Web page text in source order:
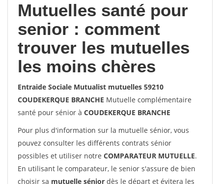
Mutuelles santé pour
senior : comment
trouver les mutuelles
les moins chères
Entraide Sociale Mutualist mutuelles 59210
COUDEKERQUE BRANCHE Mutuelle complémentaire
santé pour sénior à COUDEKERQUE BRANCHE
Pour plus d'information sur la mutuelle sénior, vous
pouvez consulter les différents contrats sénior
possibles et utiliser notre COMPARATEUR MUTUELLE.
En utilisant le comparateur, le senior s'assure de bien
choisir sa mutuelle sénior dès le départ et évitera les